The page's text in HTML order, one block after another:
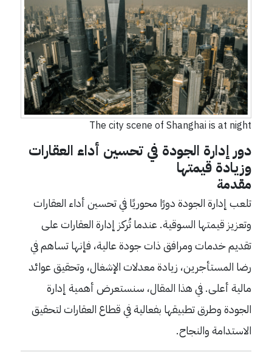
The city scene of Shanghai is at night
دور إدارة الجودة في تحسين أداء العقارات
وزيادة قيمتها
مقدمة
تلعب إدارة الجودة دورًا محوريًا في تحسين أداء العقارات
وتعزيز قيمتها السوقية. عندما تُركز إدارة العقارات على
تقديم خدمات ومرافق ذات جودة عالية، فإنها تساهم في
رضا المستأجرين، زيادة معدلات الإشغال، وتحقيق عوائد
مالية أعلى. في هذا المقال، سنستعرض أهمية إدارة
الجودة وطرق تطبيقها بفعالية في قطاع العقارات لتحقيق
الاستدامة والنجاح.